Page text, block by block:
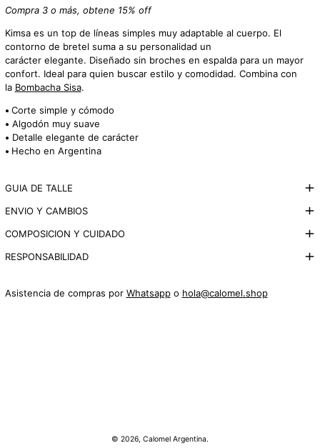
Compra 3 o más, obtene 15% off
Kimsa es un top de líneas simples muy adaptable al cuerpo. El
contorno de bretel suma a su personalidad un
carácter elegante. Diseñado sin broches en espalda para un mayor
confort. Ideal para quien buscar estilo y comodidad. Combina con
la Bombacha Sisa.
• Corte simple y cómodo
• Algodón muy suave
• Detalle elegante de carácter
• Hecho en Argentina
GUIA DE TALLE
ENVIO Y CAMBIOS
COMPOSICION Y CUIDADO
RESPONSABILIDAD
Asistencia de compras por Whatsappo hola@calomel.shop
© 2026, Calomel Argentina.